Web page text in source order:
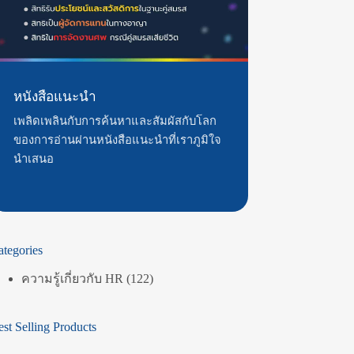
หนังสือแนะนำ
เพลิดเพลินกับการค้นหาและสัมผัสกับโลก
ของการอ่านผ่านหนังสือแนะนำที่เราภูมิใจ
นำเสนอ
ความรู้เกี่ยวกับ HR (122)
Selling Products